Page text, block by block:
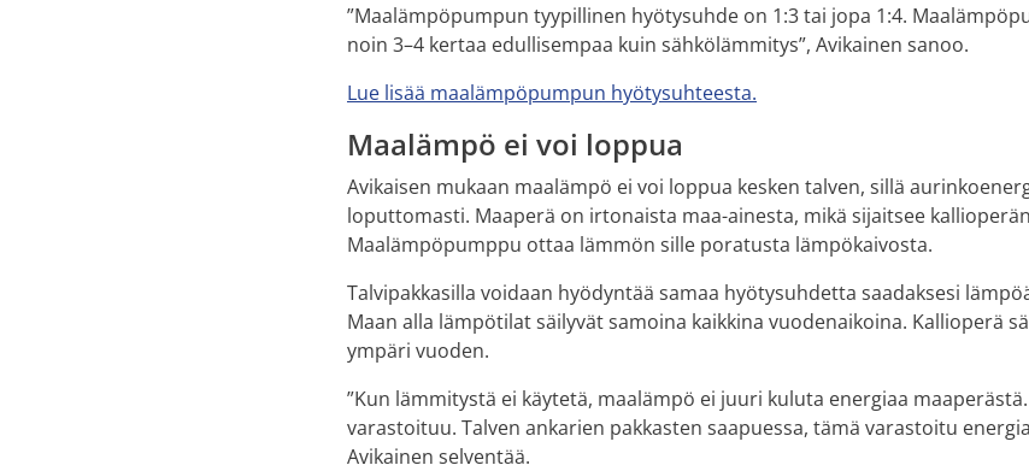
”Maalämpöpumpun tyypillinen hyötysuhde on 1:3 tai jopa 1:4.
noin 3–4 kertaa edullisempaa kuin sähkölämmitys”, Avikainen sanoo.
Lue lisää maalämpöpumpun hyötysuhteesta.
Maalämpö ei voi loppua
Avikaisen mukaan maalämpö ei voi loppua kesken talven, sillä
loputtomasti. Maaperä on irtonaista maa-ainesta, mikä sijaitsee
Maalämpöpumppu ottaa lämmön sille poratusta lämpökaivosta.
Talvipakkasilla voidaan hyödyntää samaa hyötysuhdetta saadaksesi
Maan alla lämpötilat säilyvät samoina kaikkina vuodenaikoina. Kallioperä
ympäri vuoden.
”Kun lämmitystä ei käytetä, maalämpö ei juuri kuluta energiaa
varastoituu. Talven ankarien pakkasten saapuessa, tämä varastoitu
Avikainen selventää.